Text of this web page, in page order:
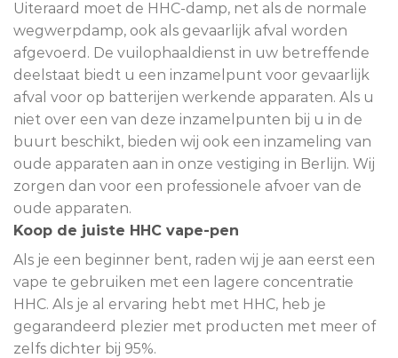
Uiteraard moet de HHC-damp, net als de normale
wegwerpdamp, ook als gevaarlijk afval worden
afgevoerd. De vuilophaaldienst in uw betreffende
deelstaat biedt u een inzamelpunt voor gevaarlijk
afval voor op batterijen werkende apparaten. Als u
niet over een van deze inzamelpunten bij u in de
buurt beschikt, bieden wij ook een inzameling van
oude apparaten aan in onze vestiging in Berlijn. Wij
zorgen dan voor een professionele afvoer van de
oude apparaten.
Koop de juiste HHC vape-pen
Als je een beginner bent, raden wij je aan eerst een
vape te gebruiken met een lagere concentratie
HHC. Als je al ervaring hebt met HHC, heb je
gegarandeerd plezier met producten met meer of
zelfs dichter bij 95%.